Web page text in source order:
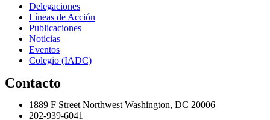
Delegaciones
Líneas de Acción
Publicaciones
Noticias
Eventos
Colegio (IADC)
Contacto
1889 F Street Northwest Washington, DC 20006
202-939-6041